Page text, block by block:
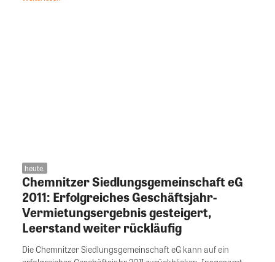
heute.
Chemnitzer Siedlungsgemeinschaft eG
2011: Erfolgreiches Geschäftsjahr-
Vermietungsergebnis gesteigert,
Leerstand weiter rückläufig
Die Chemnitzer Siedlungsgemeinschaft eG kann auf ein